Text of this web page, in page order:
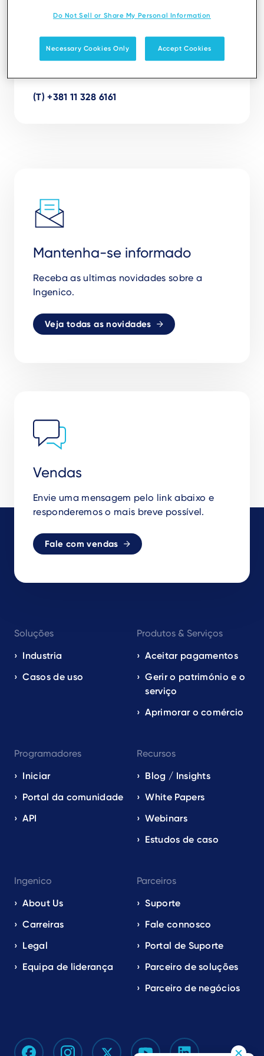
Knez Mihailova 30/II,
Serbia
(T) +381 11 328 6161
Mantenha-se informado
Receba as ultimas novidades sobre a
Ingenico.
Veja todas as novidades
Vendas
Envie uma mensagem pelo link abaixo e
responderemos o mais breve possível.
Fale com vendas
navigation
EN
Soluções
Industria
Casos de uso
Produtos & Serviços
Aceitar pagamentos
Gerir o património e o
serviço
Aprimorar o comércio
Programadores
Iniciar
Portal da comunidade
API
Recursos
Blog / Insights
White Papers
Webinars
Estudos de caso
Ingenico
About Us
Carreiras
Legal
Equipa de liderança
Parceiros
Suporte
Fale connosco
Portal de Suporte
Parceiro de soluções
Parceiro de negócios
Do Not Sell or Share My Personal Information
Necessary Cookies Only Accept Cookies